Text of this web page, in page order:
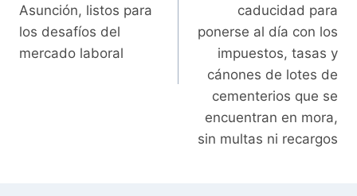
Asunción, listos para
los desafíos del
mercado laboral
caducidad para
ponerse al día con los
impuestos, tasas y
cánones de lotes de
cementerios que se
encuentran en mora,
sin multas ni recargos